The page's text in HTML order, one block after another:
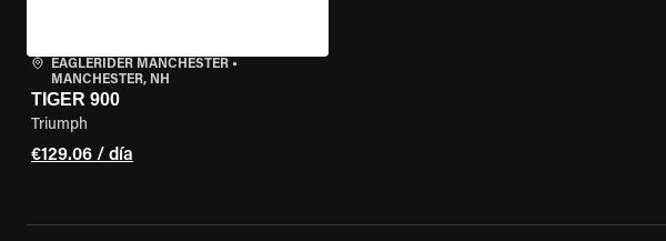
EAGLERIDER MANCHESTER •
MANCHESTER, NH
TIGER 900
Triumph
€129.06 / día